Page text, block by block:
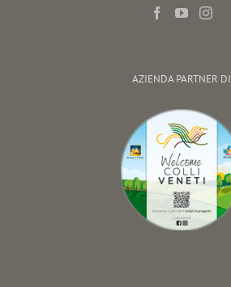
AZIENDA PARTNER DI